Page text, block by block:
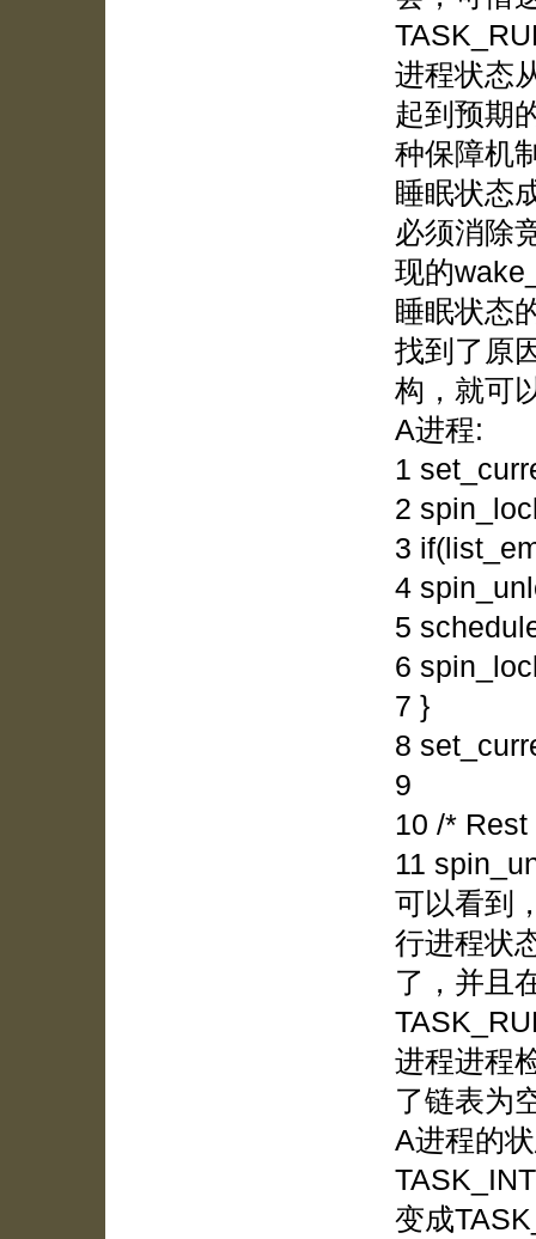
进程状态
起到预期
种保障机
睡眠状态
必须消除
现的
睡眠状态
找到了原
构，就可
A进程:
1
2
3
4
5
6
7 }
8
9
10 /*
11
可以看到
行进程状
了，并且
进程进程
了链表为
A进程的
变成